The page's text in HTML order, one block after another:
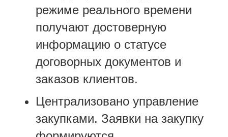
режиме реального времени
получают достоверную
информацию о статусе
договорных документов и
заказов клиентов.
Централизовано управление
закупками. Заявки на закупку